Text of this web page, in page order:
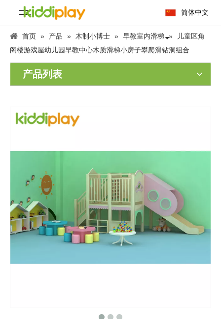
简体中文
首页 » 产品 » 木制小博士 » 早教室内滑梯 »
儿童区角
阁楼游戏屋幼儿园早教中心木质滑梯小房子攀爬滑钻洞组合
产品列表